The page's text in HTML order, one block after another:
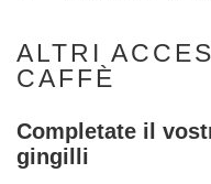
ALTRI
CAFFÈ
Completate il
gingilli